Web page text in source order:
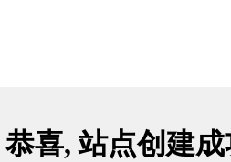
恭喜, 站点创建